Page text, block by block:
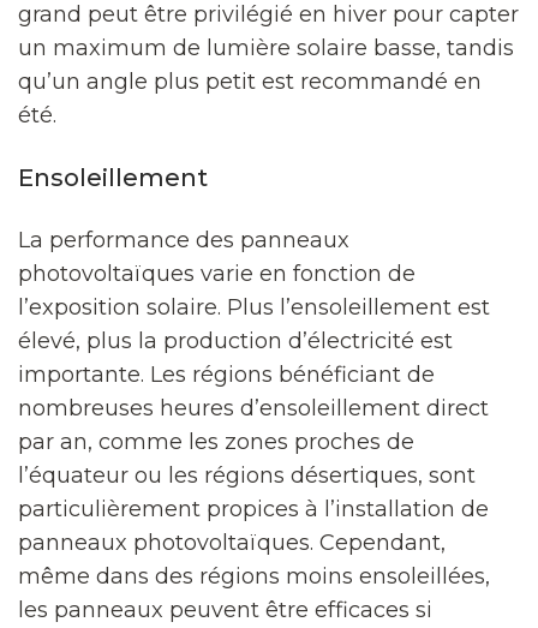
grand peut être privilégié en hiver pour capter
un maximum de lumière solaire basse, tandis
qu’un angle plus petit est recommandé en
été.
Ensoleillement
La performance des panneaux
photovoltaïques varie en fonction de
l’exposition solaire. Plus l’ensoleillement est
élevé, plus la production d’électricité est
importante. Les régions bénéficiant de
nombreuses heures d’ensoleillement direct
par an, comme les zones proches de
l’équateur ou les régions désertiques, sont
particulièrement propices à l’installation de
panneaux photovoltaïques. Cependant,
même dans des régions moins ensoleillées,
les panneaux peuvent être efficaces si